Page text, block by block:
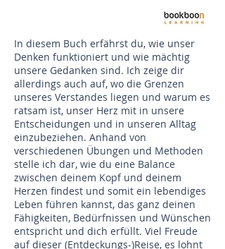
In diesem Buch erfährst du, wie unser
Denken funktioniert und wie mächtig
unsere Gedanken sind. Ich zeige dir
allerdings auch auf, wo die Grenzen
unseres Verstandes liegen und warum es
ratsam ist, unser Herz mit in unsere
Entscheidungen und in unseren Alltag
einzubeziehen. Anhand von
verschiedenen Übungen und Methoden
stelle ich dar, wie du eine Balance
zwischen deinem Kopf und deinem
Herzen findest und somit ein lebendiges
Leben führen kannst, das ganz deinen
Fähigkeiten, Bedürfnissen und Wünschen
entspricht und dich erfüllt. Viel Freude
auf dieser (Entdeckungs-)Reise, es lohnt